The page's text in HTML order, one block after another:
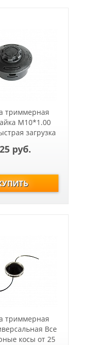
триммерная
М10*1.00
загрузка
руб.
триммерная
Все
косы от 25